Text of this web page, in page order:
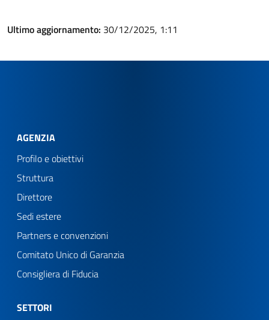
Ultimo aggiornamento: 30/12/2025, 1:11
AGENZIA
Profilo e obiettivi
Struttura
Direttore
Sedi estere
Partners e convenzioni
Comitato Unico di Garanzia
Consigliera di Fiducia
SETTORI